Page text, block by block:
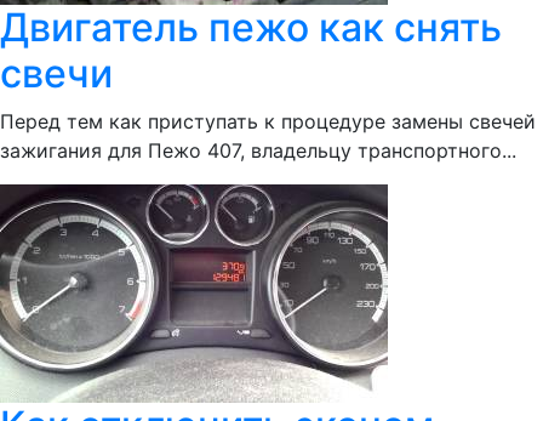
Двигатель пежо как снять
свечи
Перед тем как приступать к процедуре замены свечей
зажигания для Пежо 407, владельцу транспортного...